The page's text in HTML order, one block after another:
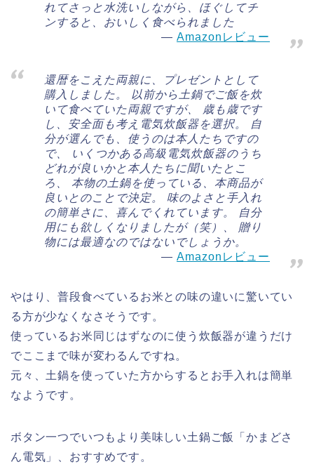
れてさっと水洗いしながら、ほぐしてチ
ンすると、おいしく食べられました
Amazonレビュー
還暦をこえた両親に、プレゼントとして
購入しました。 以前から土鍋でご飯を炊
いて食べていた両親ですが、 歳も歳です
し、安全面も考え電気炊飯器を選択。 自
分が選んでも、使うのは本人たちですの
で、 いくつかある高級電気炊飯器のうち
どれが良いかと本人たちに聞いたとこ
ろ、 本物の土鍋を使っている、本商品が
良いとのことで決定。 味のよさと手入れ
の簡単さに、喜んでくれています。 自分
用にも欲しくなりましたが（笑）、 贈り
物には最適なのではないでしょうか。
Amazonレビュー
やはり、普段食べているお米との味の違いに驚いてい
る方が少なくなさそうです。
使っているお米同じはずなのに使う炊飯器が違うだけ
でここまで味が変わるんですね。
元々、土鍋を使っていた方からするとお手入れは簡単
なようです。
ボタン一つでいつもより美味しい土鍋ご飯「かまどさ
ん電気」、おすすめです。